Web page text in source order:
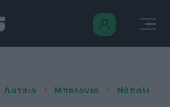
Λάτσιο · Μπολόνια · Νάπολι